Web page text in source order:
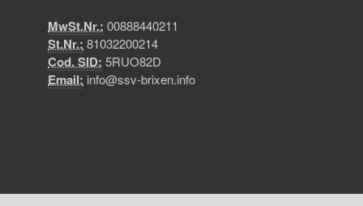
MwSt.Nr.: 00888440211
St.Nr.: 81032200214
Cod. SID: 5RUO82D
Email: info@ssv-brixen.info